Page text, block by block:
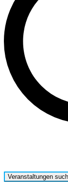
Veranstaltungen